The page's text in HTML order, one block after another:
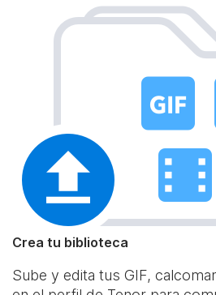
Crea tu biblioteca
Sube y edita tus GIF,